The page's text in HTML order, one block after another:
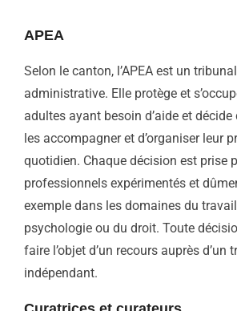
APEA
Selon le canton, l’APEA est un
administrative. Elle protège et
adultes ayant besoin d’aide et
les accompagner et d’organiser leur
quotidien. Chaque décision est prise
professionnels expérimentés et
exemple dans les domaines du
psychologie ou du droit. Toute
faire l’objet d’un recours auprès d’un
indépendant.